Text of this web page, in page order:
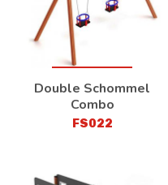
Double Schommel
Combo
FS022